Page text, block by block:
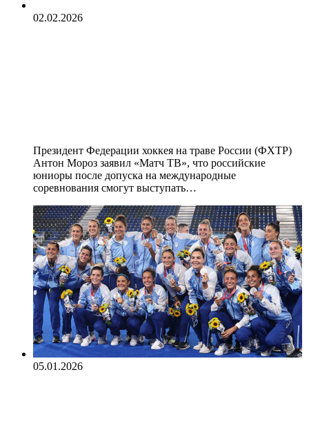
02.02.2026
Президент Федерации хоккея на траве России (ФХТР)
Антон Мороз заявил «Матч ТВ», что российские
юниоры после допуска на международные
соревнования смогут выступать…
05.01.2026